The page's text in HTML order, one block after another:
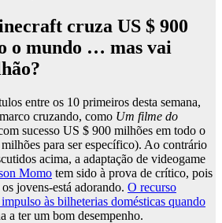
cruza US $ 900
o mundo … mas vai
entre os 10 primeiros desta semana,
cruzando, como Um filme do
sucesso US $ 900 milhões em todo o
para ser específico). Ao contrário
acima, a adaptação de videogame
Momo tem sido à prova de crítico, pois
jovens-está adorando. O recurso
às bilheterias domésticas quando
a ter um bom desempenho.